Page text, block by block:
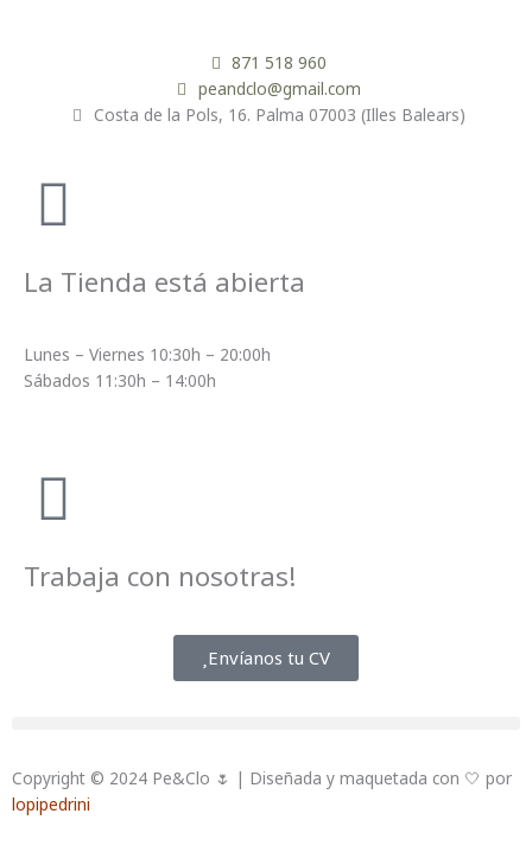
a
e
s
r
871 518 960
peandclo@gmail.com
Costa de la Pols, 16. Palma 07003 (Illes Balears)
La Tienda está abierta
Lunes – Viernes 10:30h – 20:00h
Sábados 11:30h – 14:00h
Trabaja con nosotras!
Envíanos tu CV
Copyright © 2024 Pe&Clo 🌷 | Diseñada y maquetada con 🤍 por
lopipedrini